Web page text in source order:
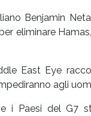
Benjamin
eliminare
East Eye
agli
i Paesi del G7